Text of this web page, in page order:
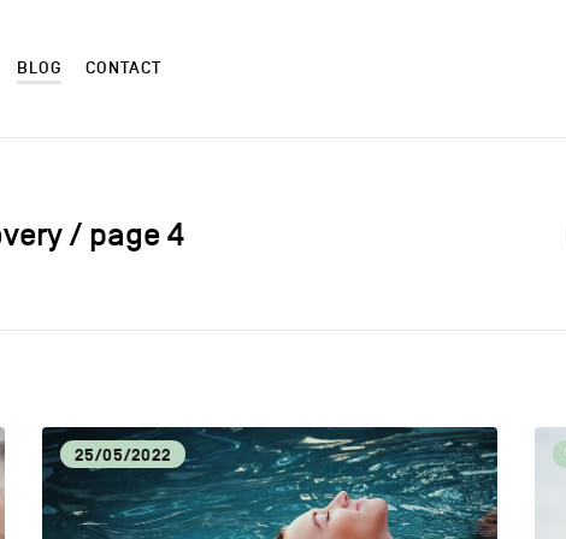
BLOG CONTACT
/ page 4
AUTRES
CULTURE
25/05/2022